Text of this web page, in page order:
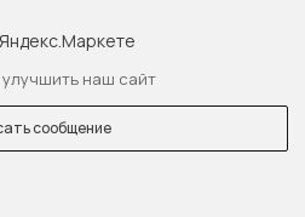
наш сайт
сообщение